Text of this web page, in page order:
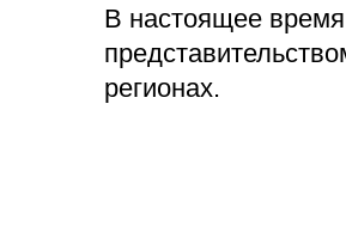
В настоящее
регионах.